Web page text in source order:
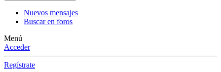
Nuevos mensajes
Buscar en foros
Menú
Acceder
Regístrate